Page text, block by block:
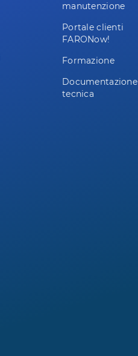
manutenzione
Portale clienti
FARONow!
Formazione
Documentazione
tecnica